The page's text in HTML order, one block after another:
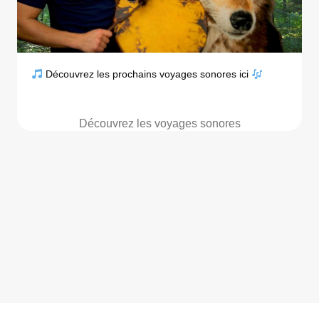
Découvrez les prochains voyages sonores ici
Découvrez les voyages sonores